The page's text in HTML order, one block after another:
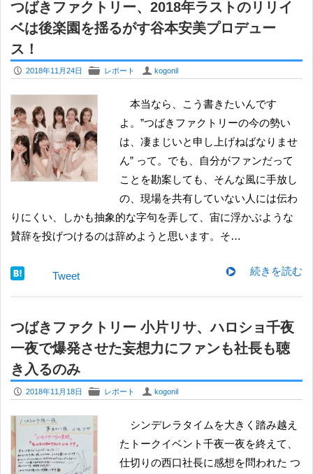
つばきファクトリー、2018年ラストのリリイ
ベは後楽園を揺るがす谷本安美プロデュー
ス！
P 2018年11月24日 F レポート U kogonil
本当なら、こう書きたいんです
よ。”つばきファクトリーの今の勢い
は、凄まじいと申し上げねばなりませ
ん” って。でも、自分がファンだって
ことを勘案しても、そんな風に手放し
の、現場を共有していない人には伝わ
りにくい、しかも抽象的な字句を弄して、宙に浮かぶような
賛辞を投げつけるのは辞めようと思います。そ…
続きを読む
Tweet
つばきファクトリー 小片リサ、ハロショ千夜
一夜で爆発させた妄想力にファンも社長も聴
き入るのみ
P 2018年11月18日 F レポート U kogonil
シンデレラタイムを大きく踏み越え
たトークイベント千夜一夜を終えて、
仕切りの西口社長に感想を問われた つ